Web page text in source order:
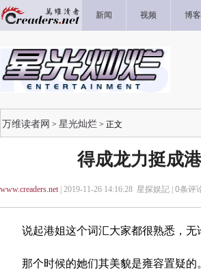
新闻 视频 博客
万维读者网 > 星光灿烂 > 正文
得成龙力挺成
www.creaders.net| 2019-11-26 14:16:28 星探娱記 | 0条评
说起港姐这个词汇大家都很熟悉，无
那个时候的她们其美貌是雍容置疑的